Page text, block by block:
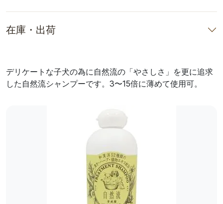
在庫・出荷
デリケートな子犬の為に自然流の「やさしさ」を更に追求
した自然流シャンプーです。3〜15倍に薄めて使用可。